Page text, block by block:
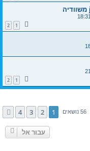
2
2
56 נושאים 1
2
3
4 הבא
עבור אל